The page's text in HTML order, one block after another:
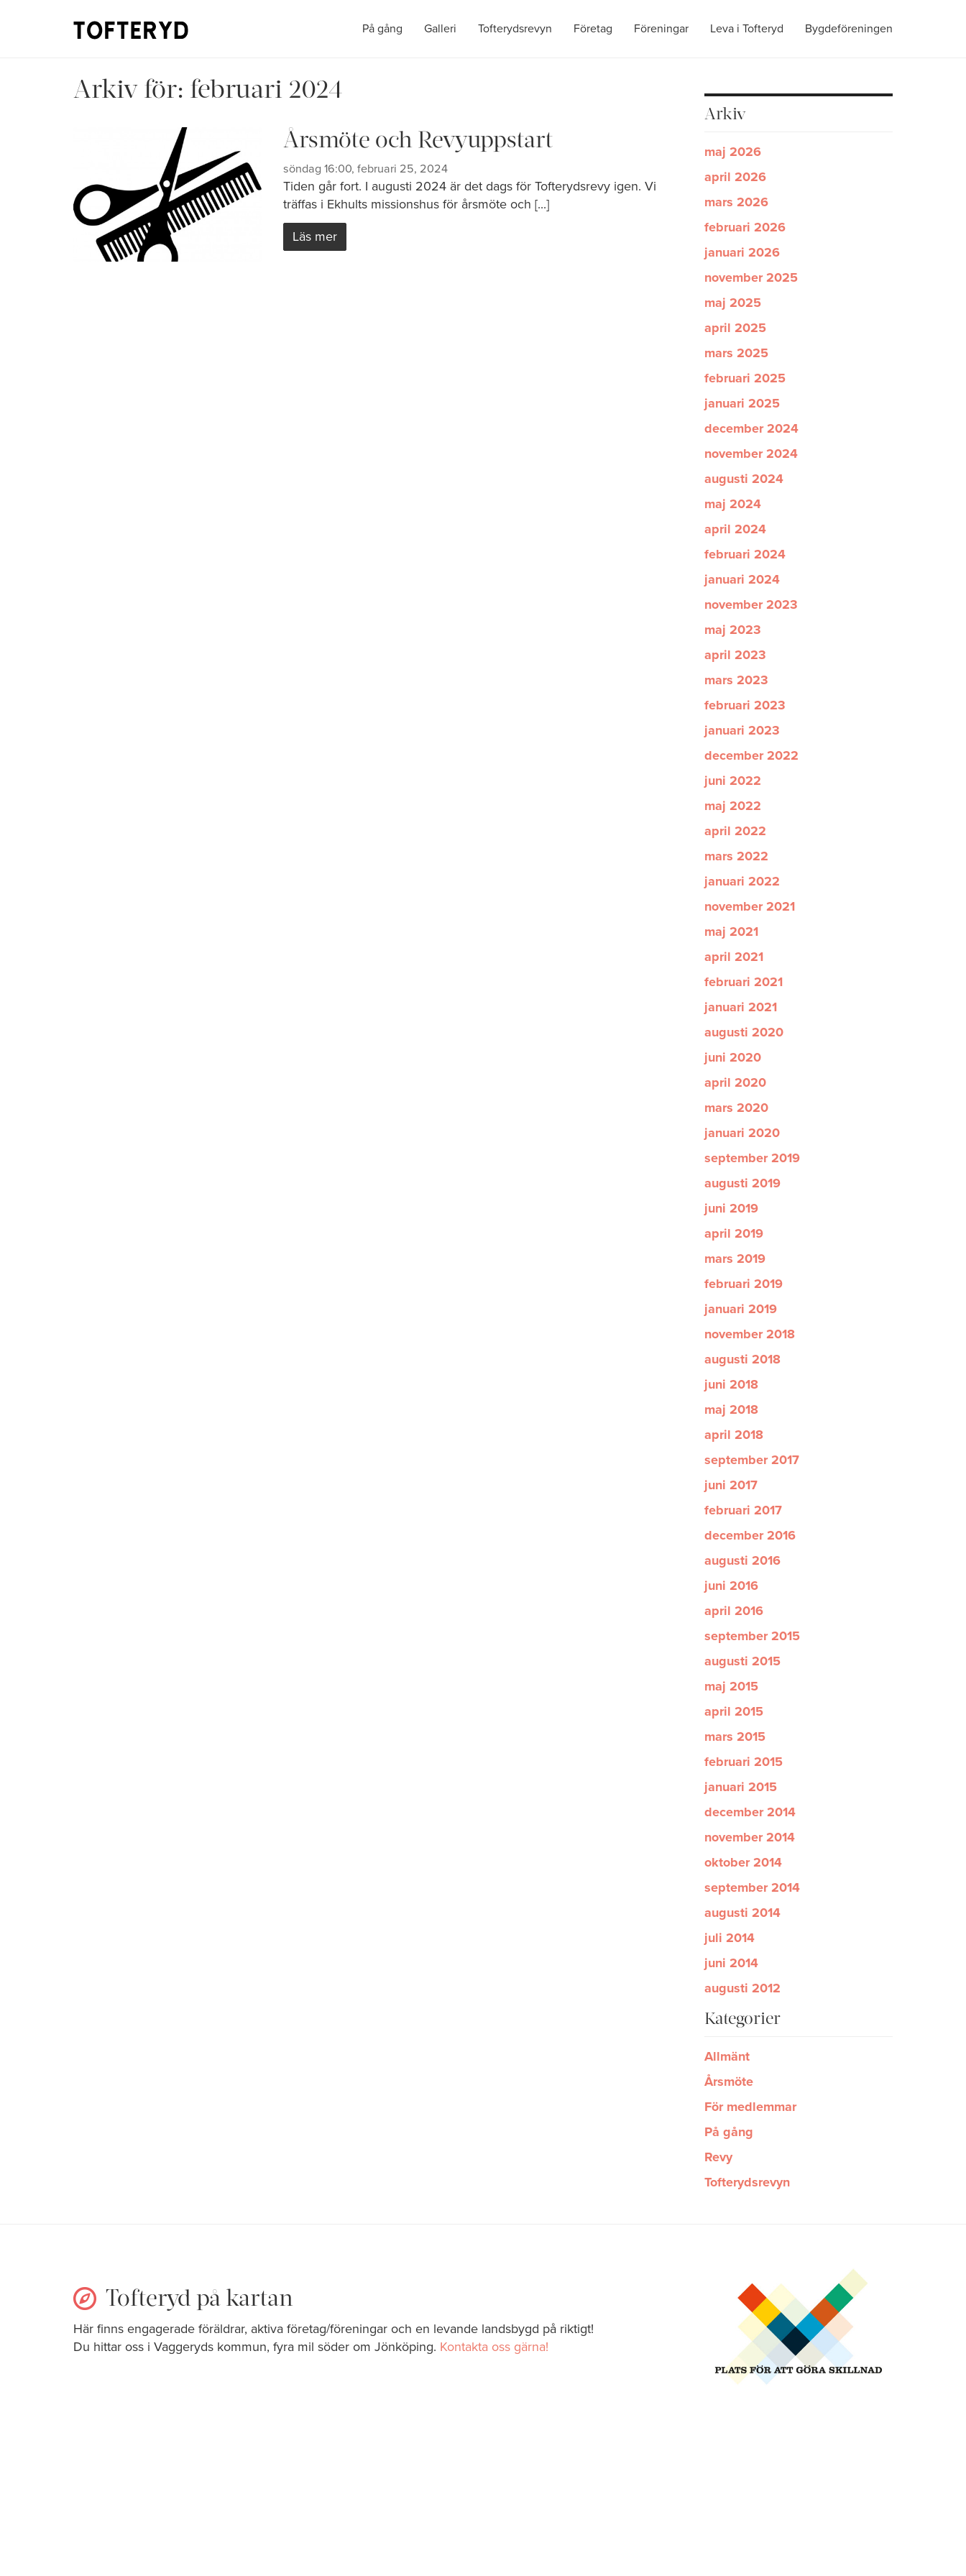
På gång Galleri Tofterydsrevyn Företag Föreningar Leva i Tofteryd Bygdeföreningen
Arkiv för: februari 2024
Årsmöte och Revyuppstart
söndag 16:00, februari 25, 2024
Tiden går fort. I augusti 2024 är det dags för Tofterydsrevy igen. Vi
träffas i Ekhults missionshus för årsmöte och [...]
Läs mer
Arkiv
maj 2026
april 2026
mars 2026
februari 2026
januari 2026
november 2025
maj 2025
april 2025
mars 2025
februari 2025
januari 2025
december 2024
november 2024
augusti 2024
maj 2024
april 2024
februari 2024
januari 2024
november 2023
maj 2023
april 2023
mars 2023
februari 2023
januari 2023
december 2022
juni 2022
maj 2022
april 2022
mars 2022
januari 2022
november 2021
maj 2021
april 2021
februari 2021
januari 2021
augusti 2020
juni 2020
april 2020
mars 2020
januari 2020
september 2019
augusti 2019
juni 2019
april 2019
mars 2019
februari 2019
januari 2019
november 2018
augusti 2018
juni 2018
maj 2018
april 2018
september 2017
juni 2017
februari 2017
december 2016
augusti 2016
juni 2016
april 2016
september 2015
augusti 2015
maj 2015
april 2015
mars 2015
februari 2015
januari 2015
december 2014
november 2014
oktober 2014
september 2014
augusti 2014
juli 2014
juni 2014
augusti 2012
Kategorier
Allmänt
Årsmöte
För medlemmar
På gång
Revy
Tofterydsrevyn
Tofteryd på kartan
Här finns engagerade föräldrar, aktiva företag/föreningar och en levande landsbygd på riktigt!
Du hittar oss i Vaggeryds kommun, fyra mil söder om Jönköping. Kontakta oss gärna!